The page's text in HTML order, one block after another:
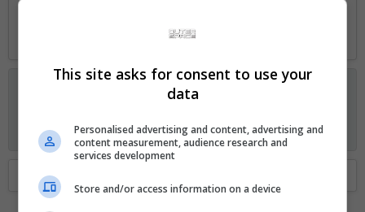
Anunciando os planos GOLD no Fórum Outer Space
Visitante, agora você pode ajudar o Fórum Outer Space e
anúncios
edois temas exclusivos. Veja os detalhesaqui.
Home
This site asks for consent to use your
data
Personalised advertising and content, advertising and
content measurement, audience research and
services development
Store and/or access information on a device